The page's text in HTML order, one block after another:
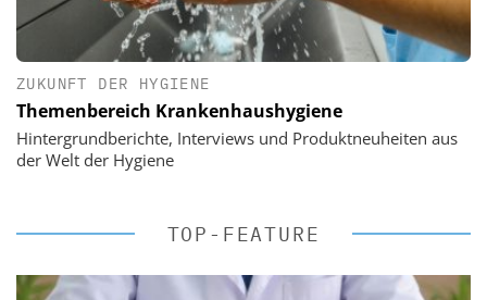
ZUKUNFT DER HYGIENE
Themenbereich Krankenhaushygiene
Hintergrundberichte, Interviews und Produktneuheiten aus
der Welt der Hygiene
TOP-FEATURE